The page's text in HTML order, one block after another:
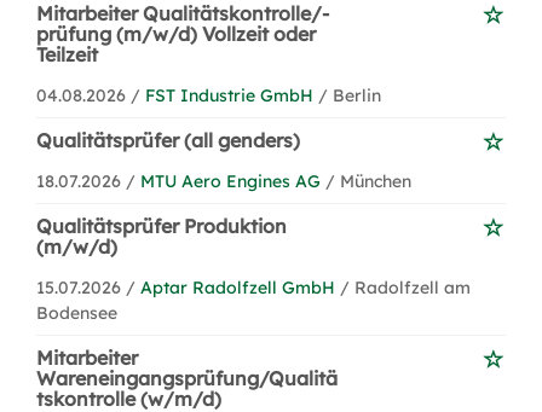
Mitarbeiter Qualitätskontrolle/-
prüfung (m/w/d) Vollzeit oder
Teilzeit
04.08.2026 / FST Industrie GmbH / Berlin
Qualitätsprüfer (all genders)
18.07.2026 / MTU Aero Engines AG / München
Qualitätsprüfer Produktion
(m/w/d)
15.07.2026 / Aptar Radolfzell GmbH / Radolfzell am
Bodensee
Mitarbeiter
Wareneingangsprüfung/Qualitä
tskontrolle (w/m/d)